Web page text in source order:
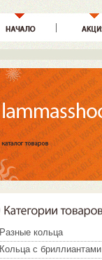
Разные кольца
Кольца с бриллиантами